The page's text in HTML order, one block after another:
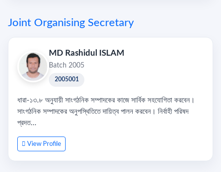
Joint Organising Secretary
MD Rashidul ISLAM
Batch 2005
2005001
ধারা-১৩.৮ অনুযায়ী সাংগঠনিক সম্পাদকের কাজে সার্বিক সহযোগিতা করবেন।
সাংগঠনিক সম্পাদকের অনুপস্থিতিতে দায়িত্ব পালন করবেন। নির্বাহী পরিষদ
প্রদত...
View Profile